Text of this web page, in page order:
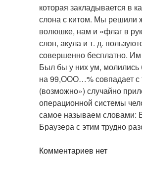
которая закладывается в
слона с китом. Мы решили
волюшке, нам и «флаг в
слон, акула и т. д.
совершенно бесплатно.
Был бы у них ум,
на 99,ООО…% совпадает с
(возможно») случайно
операционной системы
самое называем словами:
Браузера с этим трудно
Комментариев нет